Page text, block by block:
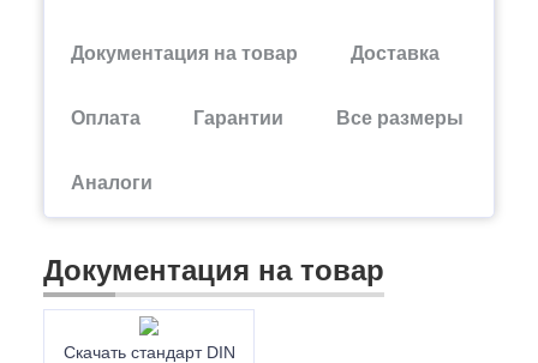
Документация на товар Доставка
Оплата Гарантии Все размеры
Аналоги
Документация на товар
Скачать стандарт DIN